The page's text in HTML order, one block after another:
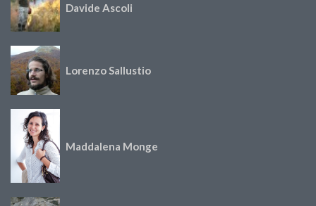
Davide Ascoli
Lorenzo Sallustio
Maddalena Monge